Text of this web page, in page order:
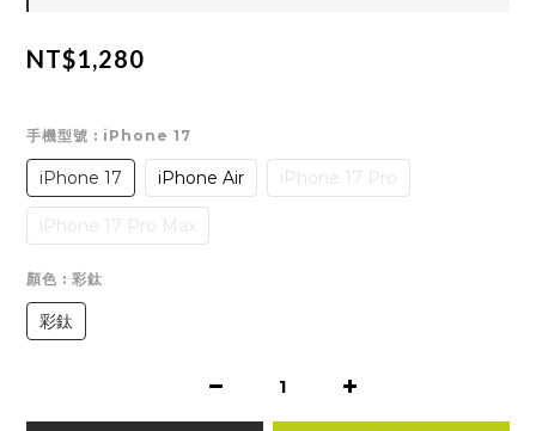
NT$1,280
手機型號 : iPhone 17
iPhone 17 iPhone Air iPhone 17 Pro
iPhone 17 Pro Max
顏色 : 彩鈦
彩鈦